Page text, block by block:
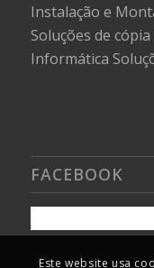
Instalação e
Soluções de
Informática
FACEBOOK
Este website usa